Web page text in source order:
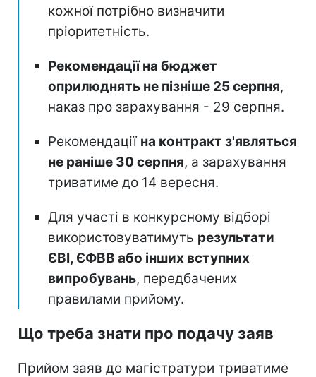
кожної потрібно визначити
пріоритетність.
Рекомендації на бюджет
оприлюднять не пізніше 25 серпня,
наказ про зарахування - 29 серпня.
Рекомендації на контракт з'являться
не раніше 30 серпня, а зарахування
триватиме до 14 вересня.
Для участі в конкурсному відборі
використовуватимуть результати
ЄВІ, ЄФВВ або інших вступних
випробувань, передбачених
правилами прийому.
Що треба знати про подачу заяв
Прийом заяв до магістратури триватиме